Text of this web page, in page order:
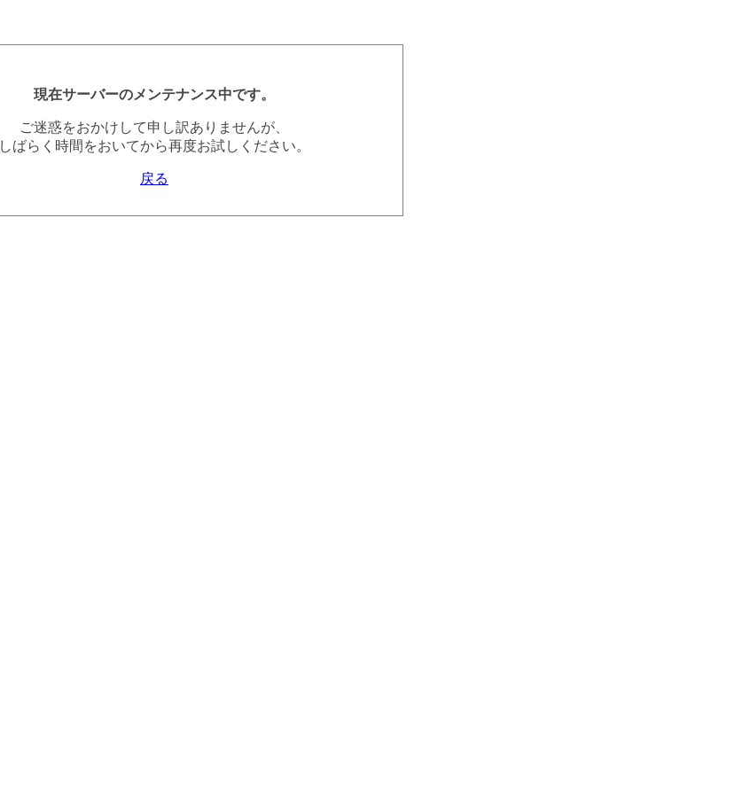
現在サーバーのメンテナンス中です。
ご迷惑をおかけして申し訳ありませんが、
しばらく時間をおいてから再度お試しください。
戻る